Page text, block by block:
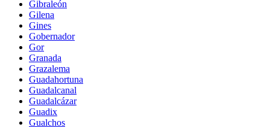
Gibraleón
Gilena
Gines
Gobernador
Gor
Granada
Grazalema
Guadahortuna
Guadalcanal
Guadalcázar
Guadix
Gualchos